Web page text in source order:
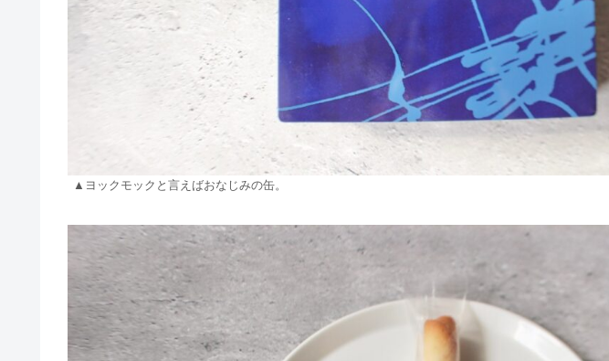
▲ヨックモックと言えばおなじみの缶。